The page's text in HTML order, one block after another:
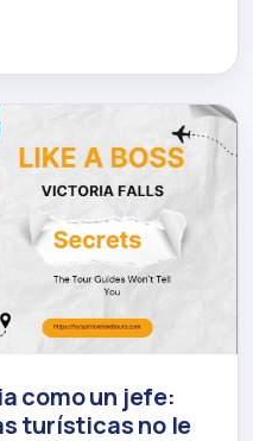
como un jefe:
turísticas no le